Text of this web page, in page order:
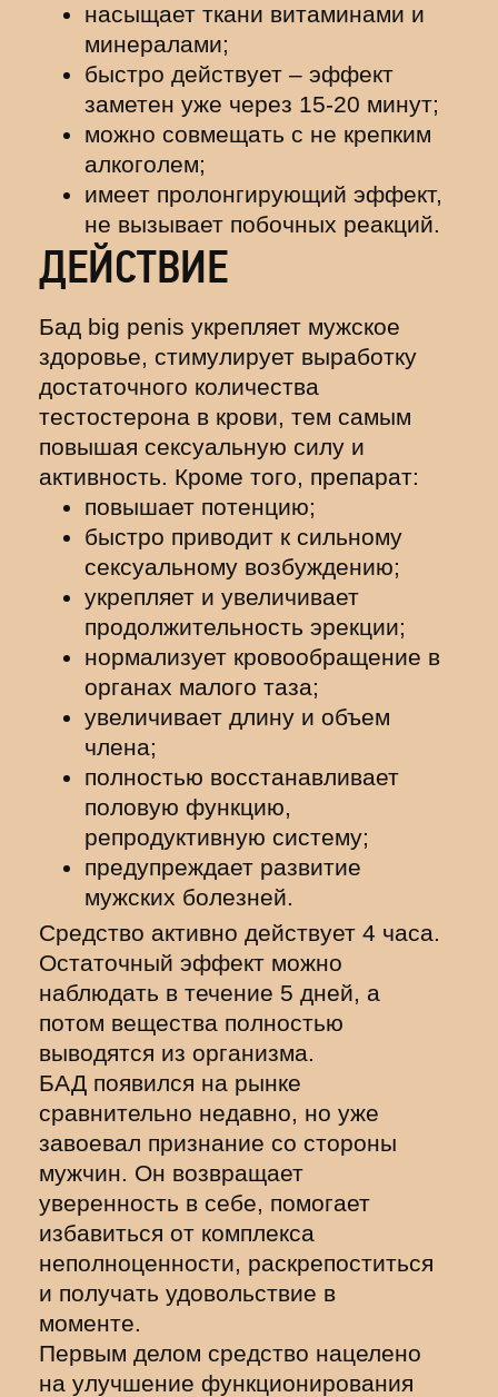
насыщает ткани витаминами и
минералами;
быстро действует – эффект
заметен уже через 15-20 минут;
можно совмещать с не крепким
алкоголем;
имеет пролонгирующий эффект,
не вызывает побочных реакций.
ДЕЙСТВИЕ
Бад big penis укрепляет мужское
здоровье, стимулирует выработку
достаточного количества
тестостерона в крови, тем самым
повышая сексуальную силу и
активность. Кроме того, препарат:
повышает потенцию;
быстро приводит к сильному
сексуальному возбуждению;
укрепляет и увеличивает
продолжительность эрекции;
нормализует кровообращение в
органах малого таза;
увеличивает длину и объем
члена;
полностью восстанавливает
половую функцию,
репродуктивную систему;
предупреждает развитие
мужских болезней.
Средство активно действует 4 часа.
Остаточный эффект можно
наблюдать в течение 5 дней, а
потом вещества полностью
выводятся из организма.
БАД появился на рынке
сравнительно недавно, но уже
завоевал признание со стороны
мужчин. Он возвращает
уверенность в себе, помогает
избавиться от комплекса
неполноценности, раскрепоститься
и получать удовольствие в
моменте.
Первым делом средство нацелено
на улучшение функционирования